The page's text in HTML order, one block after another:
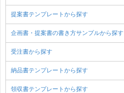
提案書テンプレートから探す
企画書・提案書の書き方サンプルから探す
受注書から探す
納品書テンプレートから探す
領収書テンプレートから探す